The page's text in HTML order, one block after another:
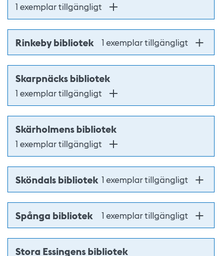
1 exemplar tillgängligt
Rinkeby bibliotek 1 exemplar tillgängligt
Skarpnäcks bibliotek
1 exemplar tillgängligt
Skärholmens bibliotek
1 exemplar tillgängligt
Sköndals bibliotek 1 exemplar tillgängligt
Spånga bibliotek 1 exemplar tillgängligt
Stora Essingens bibliotek